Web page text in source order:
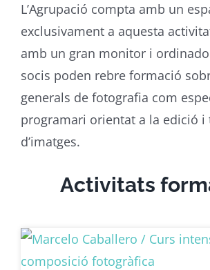
L’Agrupació compta amb un
exclusivament a aquesta
amb un gran monitor i
socis poden rebre formació
generals de fotografia com
programari orientat a la edició i
d’imatges.
Activitats